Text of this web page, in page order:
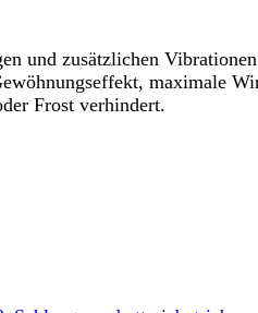
und zusätzlichen
maximale
Frost verhindert.